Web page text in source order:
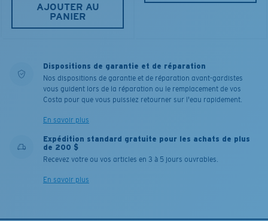
AJOUTER AU
PANIER
Dispositions de garantie et de réparation
Nos dispositions de garantie et de réparation avant-gardistes
vous guident lors de la réparation ou le remplacement de vos
Costa pour que vous puissiez retourner sur l'eau rapidement.
En savoir plus
Expédition standard gratuite pour les achats de plus
de 200 $
Recevez votre ou vos articles en 3 à 5 jours ouvrables.
En savoir plus